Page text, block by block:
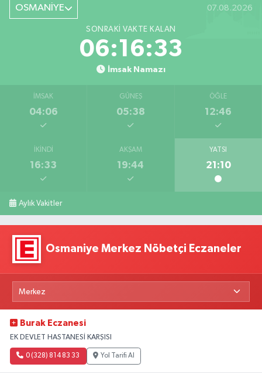
OSMANİYE 07.08.2026
SONRAKI VAKTE KALAN
06:16:32
İmsak Namazı
İMSAK
04:06
GÜNEŞ
05:38
ÖĞLE
12:46
İKINDI
16:33
AKŞAM
19:44
YATSI
21:10
Aylık Vakitler
Osmaniye Merkez Nöbetçi Eczaneler
Burak Eczanesi
EK DEVLET HASTANESİ KARŞISI
0 (328) 814 83 33 Yol Tarifi Al